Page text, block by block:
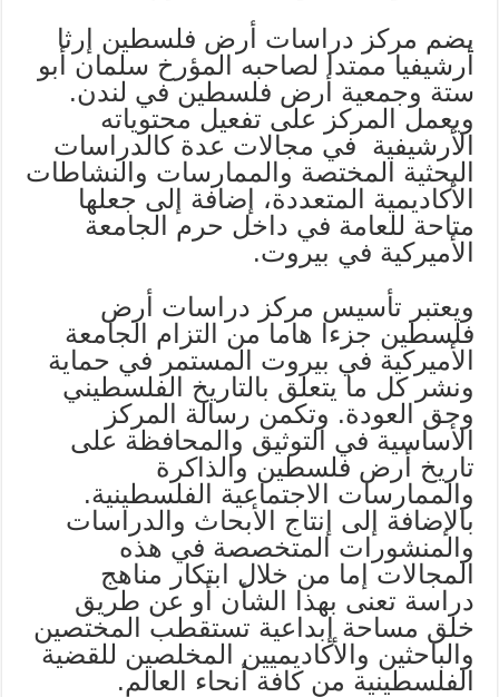
يضم مركز دراسات أرض فلسطين إرثا
أرشيفيا ممتدا لصاحبه المؤرخ سلمان أبو
ستة وجمعية أرض فلسطين في لندن.
ويعمل المركز على تفعيل محتوياته
الأرشيفية في مجالات عدة كالدراسات
البحثية المختصة والممارسات والنشاطات
الأكاديمية المتعددة، إضافة إلى جعلها
متاحة للعامة في داخل حرم الجامعة
الأميركية في بيروت.
ويعتبر تأسيس مركز دراسات أرض
فلسطين جزءا هاما من التزام الجامعة
الأميركية في بيروت المستمر في حماية
ونشر كل ما يتعلق بالتاريخ الفلسطيني
وحق العودة. وتكمن رسالة المركز
الأساسية في التوثيق والمحافظة على
تاريخ أرض فلسطين والذاكرة
والممارسات الاجتماعية الفلسطينية.
بالإضافة إلى إنتاج الأبحاث والدراسات
والمنشورات المتخصصة في هذه
المجالات إما من خلال ابتكار مناهج
دراسة تعنى بهذا الشأن أو عن طريق
خلق مساحة إبداعية تستقطب المختصين
والباحثين والأكاديميين المخلصين للقضية
الفلسطينية من كافة أنحاء العالم.